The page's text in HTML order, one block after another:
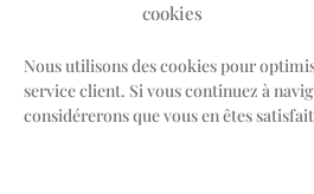
cookies
Nous utilisons des cookies pour
service client. Si vous continuez à
considérerons que vous en êtes
Mentions